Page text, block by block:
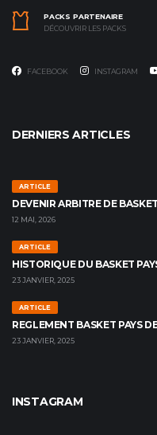
PACKS PARTENAIRE
DÉCOUVRIR LES PACKS
FACEBOOK INSTAGRAM
DERNIERS ARTICLES
ARTICLE
DEVENIR ARBITRE DE
12 MAI, 2026
ARTICLE
HISTORIQUE DU BASKET
23 JANVIER, 2025
ARTICLE
REGLEMENT BASKET PAYS
23 JANVIER, 2025
INSTAGRAM